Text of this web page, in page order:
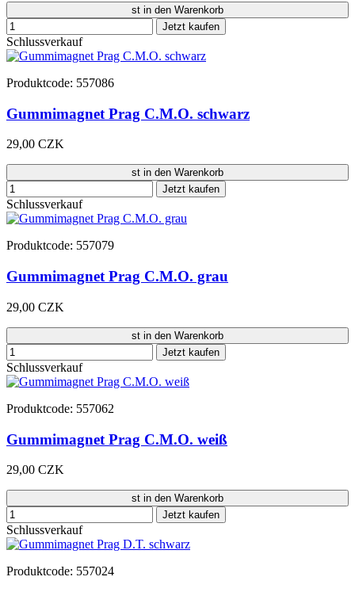
st in den Warenkorb
Jetzt kaufen
Schlussverkauf
Produktcode: 557086
Gummimagnet Prag C.M.O. schwarz
29,00 CZK
st in den Warenkorb
Jetzt kaufen
Schlussverkauf
Produktcode: 557079
Gummimagnet Prag C.M.O. grau
29,00 CZK
st in den Warenkorb
Jetzt kaufen
Schlussverkauf
Produktcode: 557062
Gummimagnet Prag C.M.O. weiß
29,00 CZK
st in den Warenkorb
Jetzt kaufen
Schlussverkauf
Produktcode: 557024